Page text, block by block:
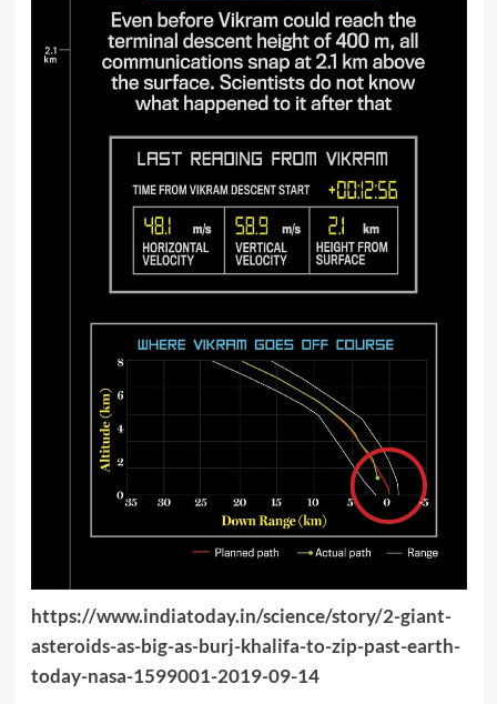
https://www.indiatoday.in/science/story/2-giant-
asteroids-as-big-as-burj-khalifa-to-zip-past-earth-
today-nasa-1599001-2019-09-14